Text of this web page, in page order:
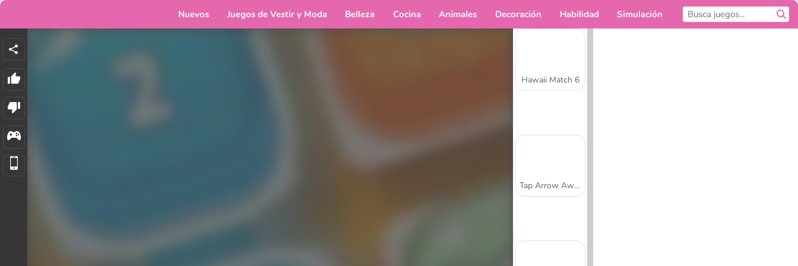
Nuevos Juegos de Vestir y Moda Belleza Cocina Animales Decoración Habilidad Simulación
Hawaii Match 6
Tap Arrow Away